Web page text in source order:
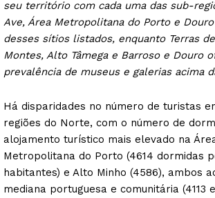
seu território com cada uma das sub-
Ave, Área Metropolitana do Porto e
desses sítios listados, enquanto Terras
Montes, Alto Tâmega e Barroso e Douro
prevalência de museus e galerias acima
Há disparidades no número de turistas
regiões do Norte, com o número de
alojamento turístico mais elevado na
Metropolitana do Porto (4614 dormidas
habitantes) e Alto Minho (4586), ambos
mediana portuguesa e comunitária (4113 e